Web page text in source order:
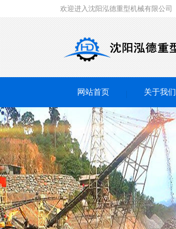
欢迎进入沈阳泓德重型机械有限公司
网站首页 关于我们